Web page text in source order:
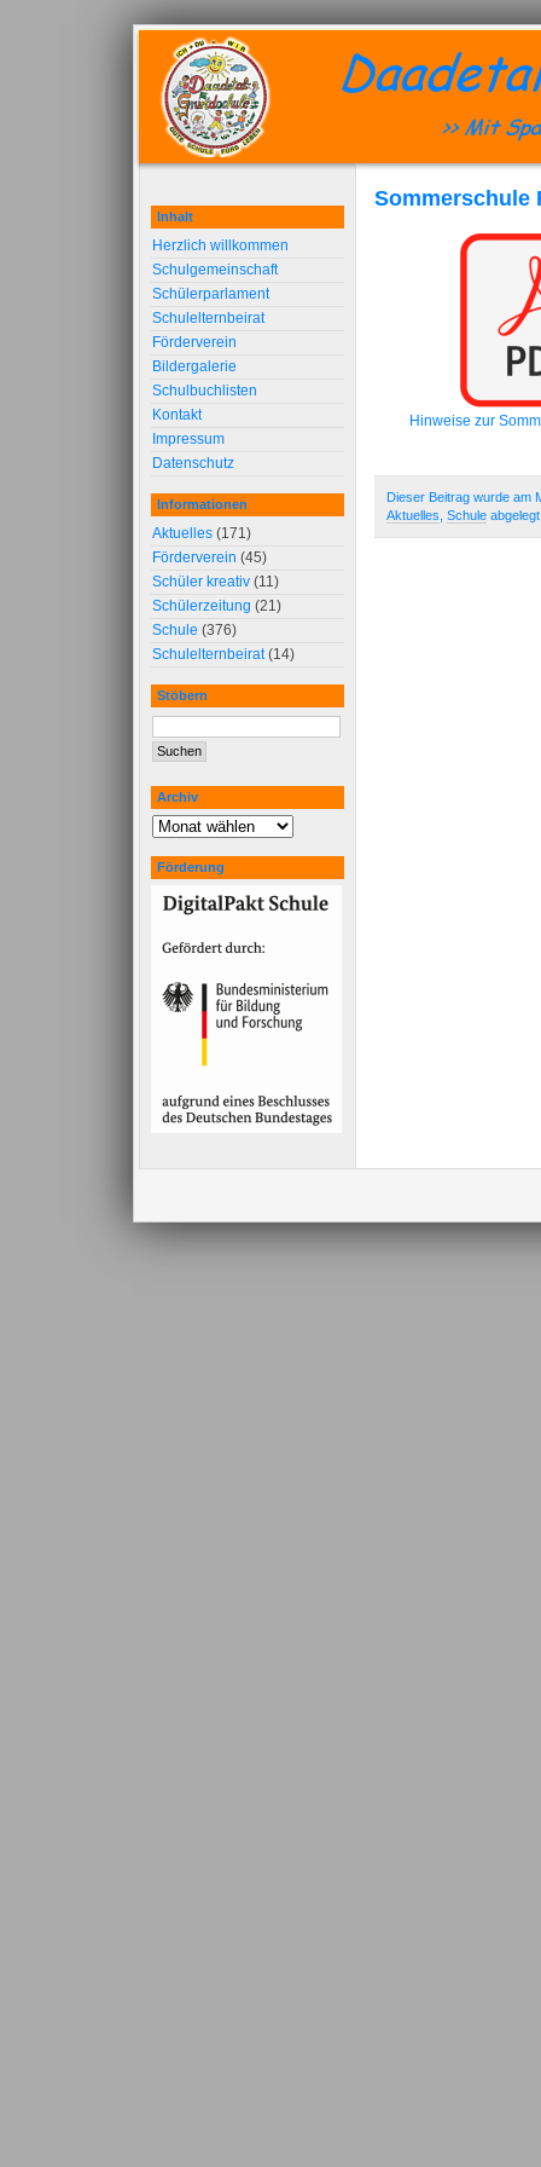
Sommerschule
Hinweise zur
Dieser Beitrag wurde am
Aktuelles Schule
Inhalt
Herzlich willkommen
Schulgemeinschaft
Schülerparlament
Schulelternbeirat
Förderverein
Bildergalerie
Schulbuchlisten
Kontakt
Impressum
Datenschutz
Informationen
Aktuelles (171)
Förderverein (45)
Schüler kreativ (11)
Schülerzeitung (21)
Schule (376)
Schulelternbeirat(14)
Stöbern
Archiv
Förderung